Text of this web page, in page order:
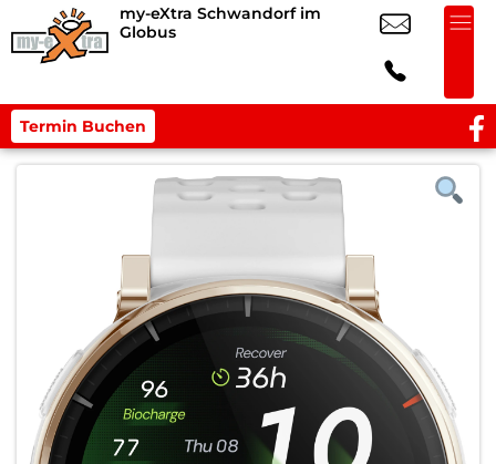
my-eXtra Schwandorf im
Globus
Termin Buchen